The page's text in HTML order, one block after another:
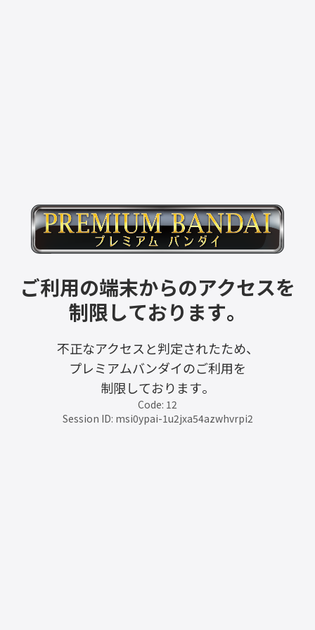
ご利用の端末からのアクセスを
制限しております。
不正なアクセスと判定されたため、
プレミアムバンダイのご利用を
制限しております。
Code: 12
Session ID: msi0ypai-1u2jxa54azwhvrpi2